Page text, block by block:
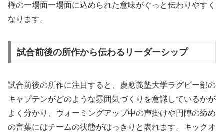
権の一場面一場面に込められた意味がぐっと伝わりやすく
なります。
試合前後の所作から伝わるリーダーシップ
試合前後の所作に注目すると、慶應義塾大学ラグビー部の
キャプテンがどのような雰囲気づくりを意識しているかが
よく分かり、ウォーミングアップ中の声掛けや円陣の締め
の言葉にはチームの状態がはっきりと表れます。キックオ